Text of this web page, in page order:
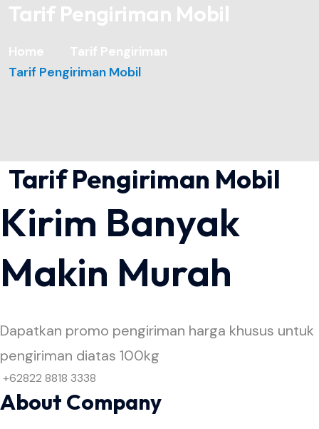
Tarif Pengiriman Mobil
Home
Tarif Pengiriman
Tarif Pengiriman Mobil
Tarif Pengiriman Mobil
Kirim Banyak
Makin Murah
Dapatkan promo pengiriman harga khusus untuk
pengiriman diatas 100kg
+62822 8818 3338
About Company